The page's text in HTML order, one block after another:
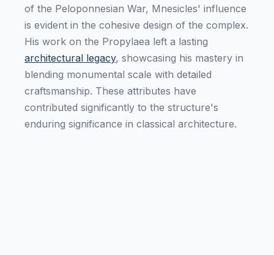
of the Peloponnesian War, Mnesicles' influence
is evident in the cohesive design of the complex.
His work on the Propylaea left a lasting
architectural legacy, showcasing his mastery in
blending monumental scale with detailed
craftsmanship. These attributes have
contributed significantly to the structure's
enduring significance in classical architecture.